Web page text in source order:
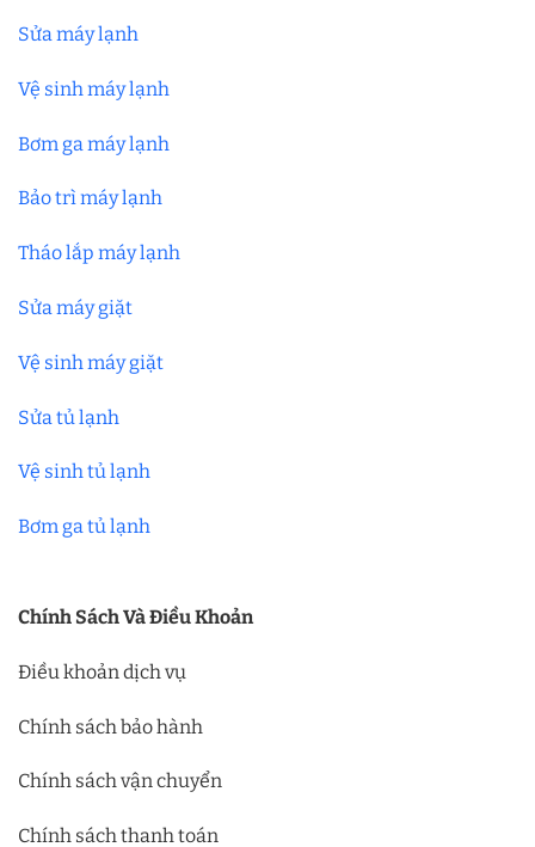
Sửa máy lạnh
Vệ sinh máy lạnh
Bơm ga máy lạnh
Bảo trì máy lạnh
Tháo lắp máy lạnh
Sửa máy giặt
Vệ sinh máy giặt
Sửa tủ lạnh
Vệ sinh tủ lạnh
Bơm ga tủ lạnh
Chính Sách Và Điều Khoản
Điều khoản dịch vụ
Chính sách bảo hành
Chính sách vận chuyển
Chính sách thanh toán